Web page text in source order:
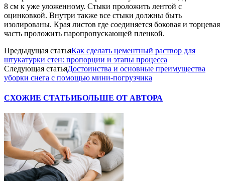
8 см к уже уложенному. Стыки проложить лентой с
оцинковкой. Внутри также все стыки должны быть
изолированы. Края листов где соединяется боковая и торцевая
часть проложить паропропускающей пленкой.
Предыдущая статьяКак сделать цементный раствор для
штукатурки стен: пропорции и этапы процесса
Следующая статьяДостоинства и основные преимущества
уборки снега с помощью мини-погрузчика
СХОЖИЕ СТАТЬИБОЛЬШЕ ОТ АВТОРА